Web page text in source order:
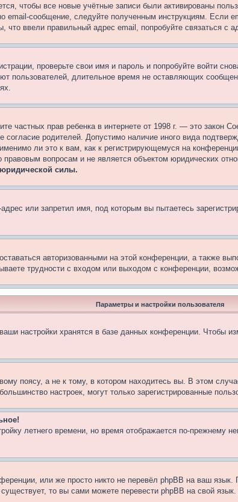
чтобы все новые учётные записи были активированы
email-сообщение, следуйте полученным инструкциям. Если
ввели правильный адрес email, попробуйте связаться с
проверьте свои имя и пароль и попробуйте войти
пользователей, длительное время не оставляющих
частных прав ребенка в интернете от 1998 г. — это закон
родителей. Допустимо наличие иного вида
ли это к вам, как к регистрирующемуся на
вопросам и не является объектом юридических
силы.
или запретил имя, под которым вы пытаетесь
авторизованными на этой конференции, а также
трудности с входом или выходом с конференции,
Параметры и настройки пользователя
настройки хранятся в базе данных конференции. Чтобы
поясу, а не к тому, в котором находитесь вы. В этом
настроек, могут только зарегистрированные
летнего времени, но время отображается по-прежнему
или же просто никто не перевёл phpBB на ваш
существует, то вы сами можете перевести phpBB на свой